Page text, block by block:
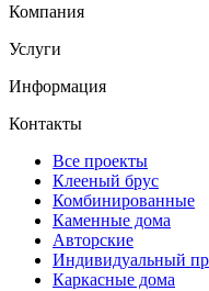
Компания
Услуги
Информация
Контакты
Все проекты
Клееный брус
Комбинированные
Каменные дома
Авторские
Индивидуальный
Каркасные дома